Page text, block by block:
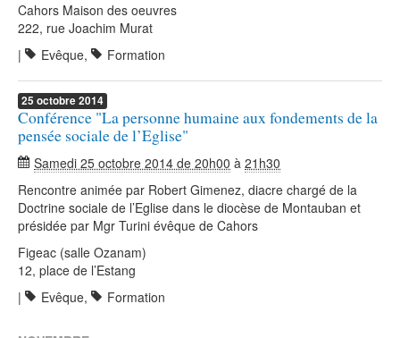
Cahors Maison des oeuvres
222, rue Joachim Murat
|
Evêque, Formation
25 octobre2014
Conférence "La personne humaine aux fondements de la
pensée sociale de l’Eglise"
Samedi 25 octobre 2014 de 20h00 à 21h30
Rencontre animée par Robert Gimenez, diacre chargé de la
Doctrine sociale de l’Eglise dans le diocèse de Montauban et
présidée par Mgr Turini évêque de Cahors
Figeac (salle Ozanam)
12, place de l’Estang
|
Evêque, Formation